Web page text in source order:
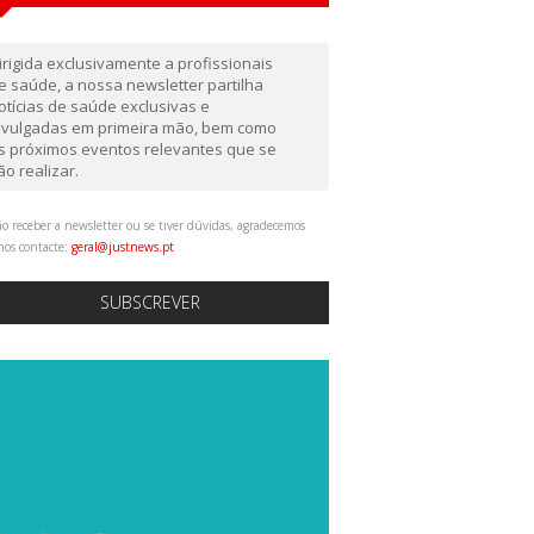
exclusivamente a profissionais
saúde, a nossa newsletter partilha
de saúde exclusivas e
em primeira mão, bem como
próximos eventos relevantes que se
realizar.
receber a newsletter ou se tiver dúvidas, agradecemos
contacte: geral@justnews.pt
SUBSCREVER